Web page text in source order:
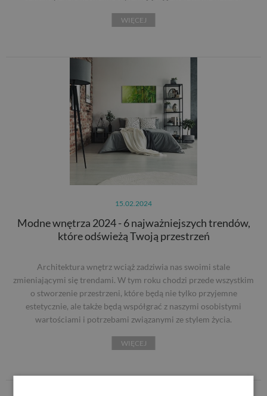
WIĘCEJ
15.02.2024
Modne wnętrza 2024 - 6 najważniejszych trendów,
które odświeżą Twoją przestrzeń
Architektura wnętrz wciąż zadziwia nas swoimi stale
zmieniającymi się trendami. W tym roku chodzi przede wszystkim
o stworzenie przestrzeni, które będą nie tylko przyjemne
estetycznie, ale także będą współgrać z naszymi osobistymi
wartościami i potrzebami związanymi ze stylem życia.
WIĘCEJ